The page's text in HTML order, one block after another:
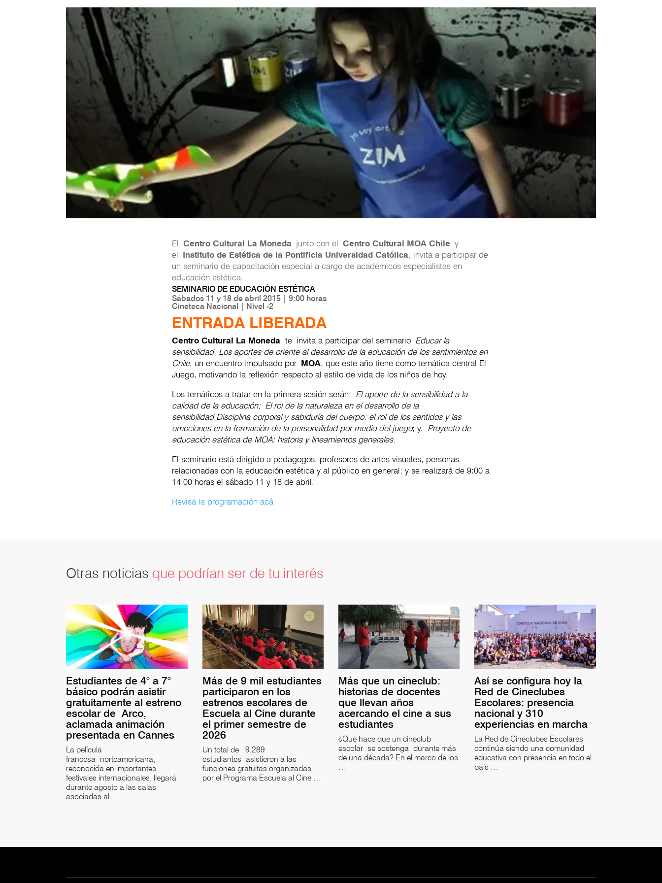
ElCentro Cultural La Moneda junto con elCentro Cultural MOA Chile y
el Instituto de Estética de la Pontificia Universidad Católica, invita a participar de
un seminario de capacitación especial a cargo de académicos especialistas en
educación estética.
SEMINARIO DE EDUCACIÓN ESTÉTICA
Sábados 11 y 18 de abril 2015 | 9:00 horas
Cineteca Nacional | Nivel -2
ENTRADA LIBERADA
Centro Cultural La Monedate invita a participar del seminario Educar la
sensibilidad: Los aportes de oriente al desarrollo de la educación de los sentimientos en
Chile, un encuentro impulsado por MOA, que este año tiene como temática central El
Juego, motivando la reflexión respecto al estilo de vida de los niños de hoy.
Los temáticos a tratar en la primera sesión serán: El aporte de la sensibilidad a la
calidad de la educación; El rol de la naturaleza en el desarrollo de la
sensibilidad;Disciplina corporal y sabiduría del cuerpo: el rol de los sentidos y las
emociones en la formación de la personalidad por medio del juego; y, Proyecto de
educación estética de MOA: historia y lineamientos generales.
El seminario está dirigido a pedagogos, profesores de artes visuales, personas
relacionadas con la educación estética y al público en general; y se realizará de 9:00 a
14:00 horas el sábado 11 y 18 de abril.
Revisa la programación acá
Otras noticias que podrían ser de tu interés
Estudiantes de 4° a 7°
básico podrán asistir
gratuitamente al estreno
escolar de Arco,
aclamada animación
presentada en Cannes
La película
francesa norteamericana,
reconocida en importantes
festivales internacionales, llegará
durante agosto a las salas
asociadas al …
Más de 9 mil estudiantes
participaron en los
estrenos escolares de
Escuela al Cine durante
el primer semestre de
2026
Un total de 9.289
estudiantes asistieron a las
funciones gratuitas organizadas
por el Programa Escuela al Cine …
Más que un cineclub:
historias de docentes
que llevan años
acercando el cine a sus
estudiantes
¿Qué hace que un cineclub
escolar se sostenga durante más
de una década? En el marco de los
Así se configura hoy la
Red de Cineclubes
Escolares: presencia
nacional y 310
experiencias en marcha
La Red de Cineclubes Escolares
continúa siendo una comunidad
educativa con presencia en todo el
país …